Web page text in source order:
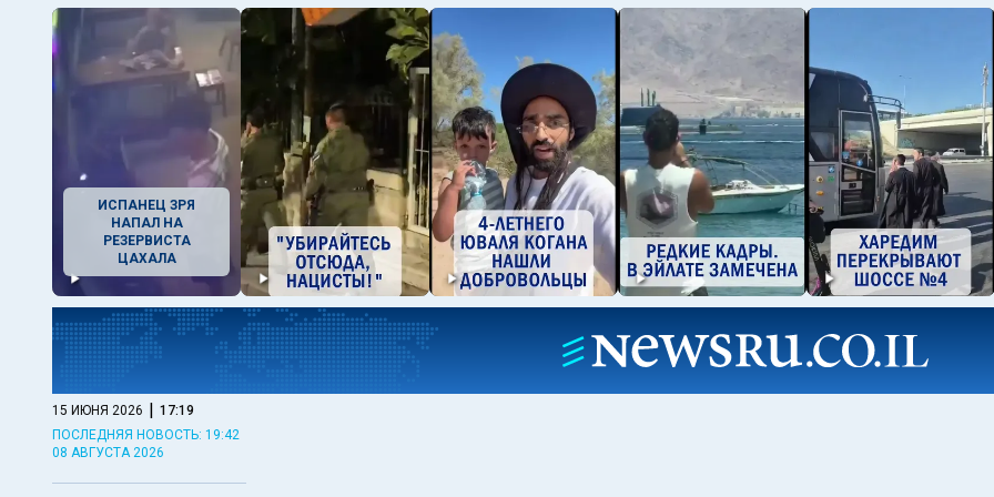
ИСПАНЕЦ ЗРЯ
НАПАЛ НА
РЕЗЕРВИСТА
ЦАХАЛА
15 ИЮНЯ 2026 | 17:19
ПОСЛЕДНЯЯ НОВОСТЬ: 19:42
08 АВГУСТА 2026